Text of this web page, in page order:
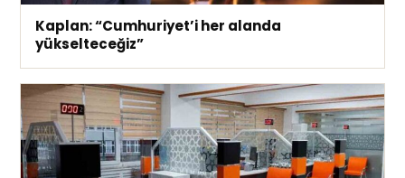
Kaplan: “Cumhuriyet’i her alanda
yükselteceğiz”